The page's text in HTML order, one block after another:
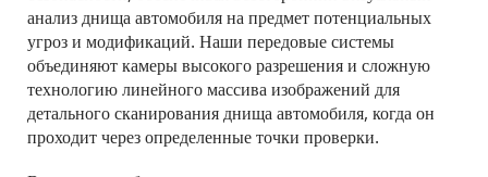
анализ днища автомобиля на предмет потенциальных
угроз и модификаций. Наши передовые системы
объединяют камеры высокого разрешения и сложную
технологию линейного массива изображений для
детального сканирования днища автомобиля, когда он
проходит через определенные точки проверки.